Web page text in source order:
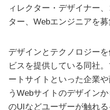
ィレクター・デザイナー
ター、Webエンジニアを募
デザインとテクノロジー
ビスを提供している同社
ートサイトといった企業
うWebサイトのデザイン
のUIなどユーザーが触れ